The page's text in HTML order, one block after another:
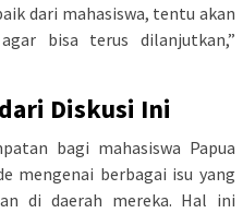
dari mahasiswa, tentu akan
bisa terus dilanjutkan,”
Diskusi Ini
bagi mahasiswa Papua
mengenai berbagai isu yang
di daerah mereka. Hal ini